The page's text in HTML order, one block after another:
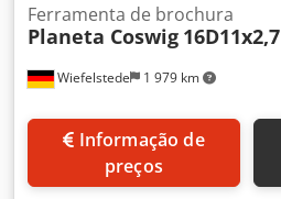
Wiefelstede 1 979 km
Ferramenta de brochura
Planeta Coswig 16D11x2,7
preços